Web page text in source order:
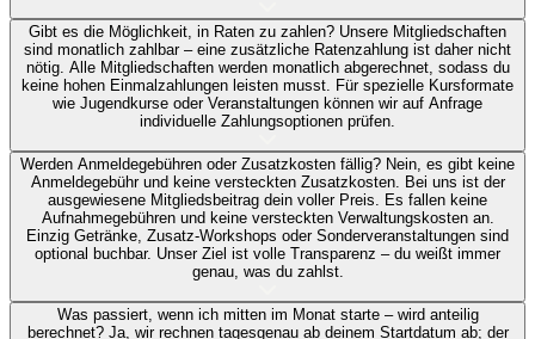
Gibt es die Möglichkeit, in Raten zu zahlen? Unsere Mitgliedschaften
sind monatlich zahlbar – eine zusätzliche Ratenzahlung ist daher nicht
nötig. Alle Mitgliedschaften werden monatlich abgerechnet, sodass du
keine hohen Einmalzahlungen leisten musst. Für spezielle Kursformate
wie Jugendkurse oder Veranstaltungen können wir auf Anfrage
individuelle Zahlungsoptionen prüfen.
Werden Anmeldegebühren oder Zusatzkosten fällig? Nein, es gibt keine
Anmeldegebühr und keine versteckten Zusatzkosten. Bei uns ist der
ausgewiesene Mitgliedsbeitrag dein voller Preis. Es fallen keine
Aufnahmegebühren und keine versteckten Verwaltungskosten an.
Einzig Getränke, Zusatz-Workshops oder Sonderveranstaltungen sind
optional buchbar. Unser Ziel ist volle Transparenz – du weißt immer
genau, was du zahlst.
Was passiert, wenn ich mitten im Monat starte – wird anteilig
berechnet? Ja, wir rechnen tagesgenau ab deinem Startdatum ab; der